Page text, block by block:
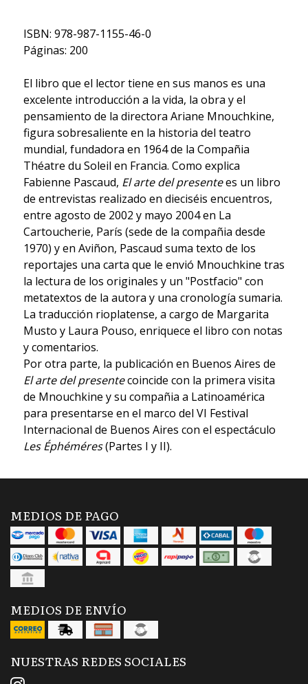
ISBN: 978-987-1155-46-0
Páginas: 200
El libro que el lector tiene en sus manos es una
excelente introducción a la vida, la obra y el
pensamiento de la directora Ariane Mnouchkine,
figura sobresaliente en la historia del teatro
mundial, fundadora en 1964 de la Compañia
Théatre du Soleil en Francia. Como explica
Fabienne Pascaud, El arte del presentees un libro
de entrevistas realizado en dieciséis encuentros,
entre agosto de 2002 y mayo 2004 en La
Cartoucherie, París (sede de la compañia desde
1970) y en Aviñon, Pascaud suma texto de los
reportajes una carta que le envió Mnouchkine tras
la lectura de los originales y un "Postfacio" con
metatextos de la autora y una cronología sumaria.
La traducción rioplatense, a cargo de Margarita
Musto y Laura Pouso, enriquece el libro con notas
y comentarios.
Por otra parte, la publicación en Buenos Aires de
El arte del presentecoincide con la primera visita
de Mnouchkine y su compañia a Latinoamérica
para presentarse en el marco del VI Festival
Internacional de Buenos Aires con el espectáculo
Les Éphéméres(Partes I y II).
MEDIOS DE PAGO
MEDIOS DE ENVÍO
NUESTRAS REDES SOCIALES